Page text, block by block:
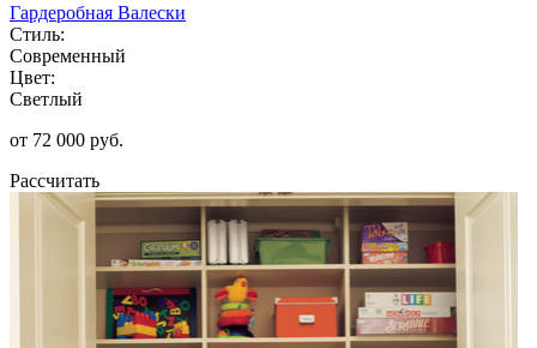
Гардеробная Валески
Стиль:
Современный
Цвет:
Светлый
от 72 000 руб.
Рассчитать